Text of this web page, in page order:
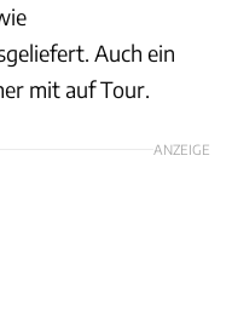
Auch ein
mit auf Tour.
ANZEIGE